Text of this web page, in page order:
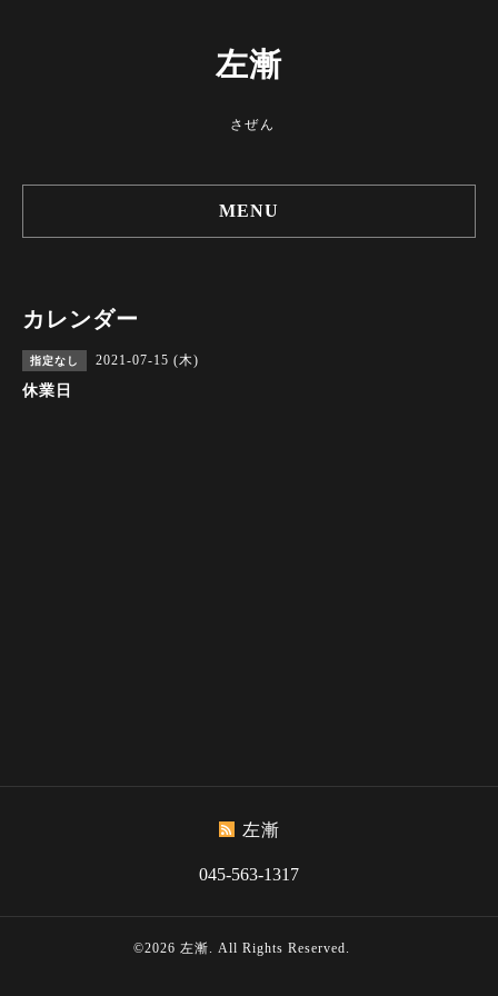
左漸
さぜん
MENU
カレンダー
指定なし 2021-07-15 (木)
休業日
左漸
045-563-1317
©2026 左漸. All Rights Reserved.